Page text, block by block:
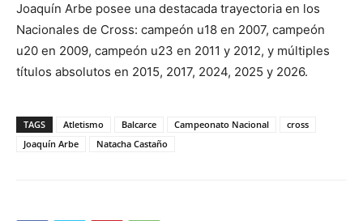
Joaquín Arbe posee una destacada trayectoria en los
Nacionales de Cross: campeón u18 en 2007, campeón
u20 en 2009, campeón u23 en 2011 y 2012, y múltiples
títulos absolutos en 2015, 2017, 2024, 2025 y 2026.
TAGS Atletismo Balcarce Campeonato Nacional
cross
Joaquín Arbe
Natacha Castaño